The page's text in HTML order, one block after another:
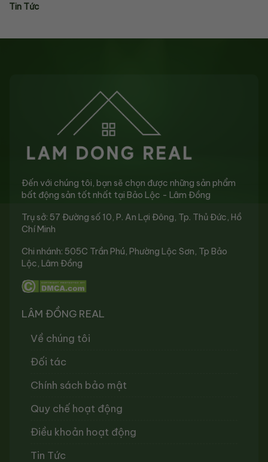
Tin Tức
Đến với chúng tôi, bạn sẽ chọn được những sản phẩm
bất động sản tốt nhất tại Bảo Lộc - Lâm Đồng
Trụ sở: 57 Đường số 10, P. An Lợi Đông, Tp. Thủ Đức, Hồ
Chí Minh
Chi nhánh: 505C Trần Phú, Phường Lộc Sơn, Tp Bảo
Lộc, Lâm Đồng
LÂM ĐỒNG REAL
Về chúng tôi
Đối tác
Chính sách bảo mật
Quy chế hoạt động
Điều khoản hoạt động
Tin Tức